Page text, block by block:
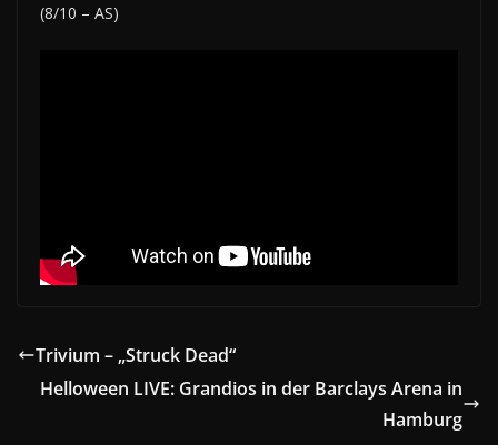
(8/10 – AS)
Trivium – „Struck Dead“
Helloween LIVE: Grandios in der Barclays Arena in
Hamburg